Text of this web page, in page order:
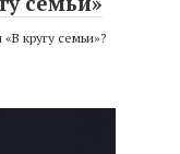
кругу семьи»?